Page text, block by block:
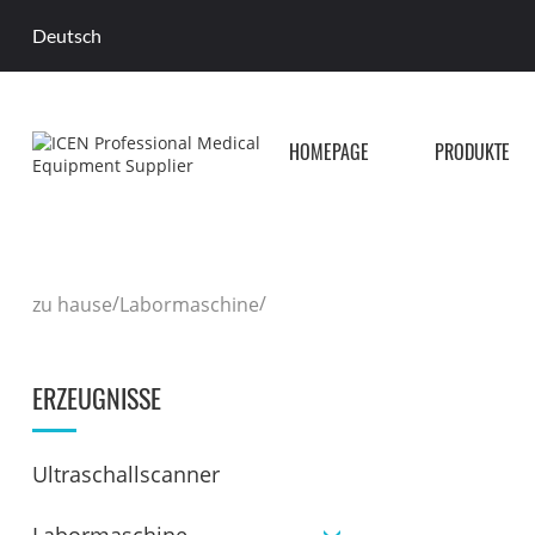
Deutsch
HOMEPAGE PRODUKTE
zu hause/Labormaschine/
ERZEUGNISSE
Ultraschallscanner